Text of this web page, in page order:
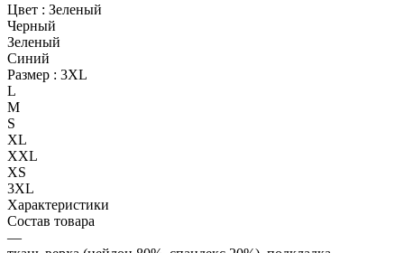
Цвет : Зеленый
Черный
Зеленый
Синий
Размер : 3XL
L
M
S
XL
XXL
XS
3XL
Характеристики
Состав товара
—